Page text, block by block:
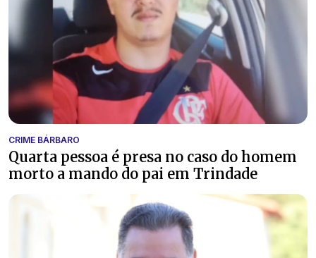
CRIME BÁRBARO
Quarta pessoa é presa no caso do homem
morto a mando do pai em Trindade